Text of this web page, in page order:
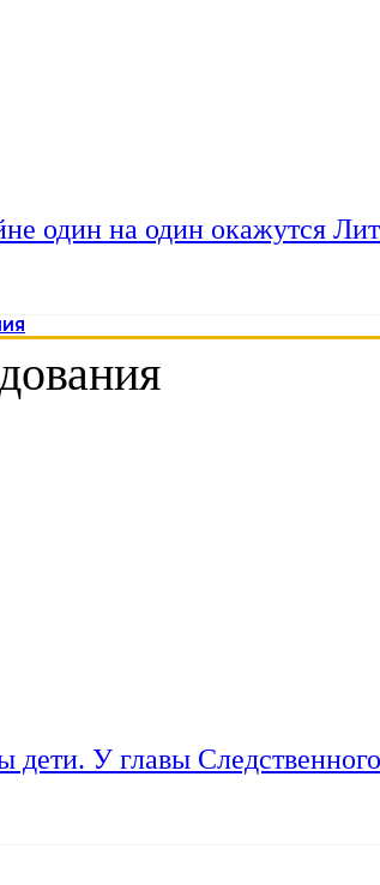
один на один окажутся
дети. У главы